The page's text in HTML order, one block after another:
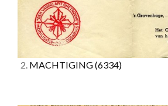
2. MACHTIGING(6334)